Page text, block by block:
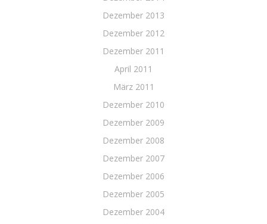
Dezember 2013
Dezember 2012
Dezember 2011
April 2011
März 2011
Dezember 2010
Dezember 2009
Dezember 2008
Dezember 2007
Dezember 2006
Dezember 2005
Dezember 2004